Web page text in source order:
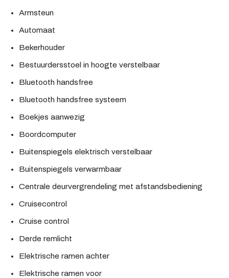
Armsteun
Automaat
Bekerhouder
Bestuurdersstoel in hoogte verstelbaar
Bluetooth handsfree
Bluetooth handsfree systeem
Boekjes aanwezig
Boordcomputer
Buitenspiegels elektrisch verstelbaar
Buitenspiegels verwarmbaar
Centrale deurvergrendeling met afstandsbediening
Cruisecontrol
Cruise control
Derde remlicht
Elektrische ramen achter
Elektrische ramen voor